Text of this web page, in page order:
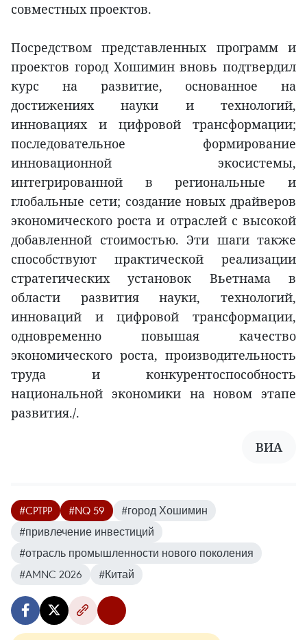
совместных проектов.
Посредством представленных программ и
проектов город Хошимин вновь подтвердил
курс на развитие, основанное на
достижениях науки и технологий,
инновациях и цифровой трансформации;
последовательное формирование
инновационной экосистемы,
интегрированной в региональные и
глобальные сети; создание новых драйверов
экономического роста и отраслей с высокой
добавленной стоимостью. Эти шаги также
способствуют практической реализации
стратегических установок Вьетнама в
области развития науки, технологий,
инноваций и цифровой трансформации,
одновременно повышая качество
экономического роста, производительность
труда и конкурентоспособность
национальной экономики на новом этапе
развития./.
ВИА
#CPTPP #NQ 59
#город Хошимин
#привлечение инвестиций
#отрасль промышленности нового поколения
#AMNC 2026
#Китай